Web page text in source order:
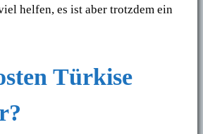
helfen, es ist aber trotzdem ein
Türkise